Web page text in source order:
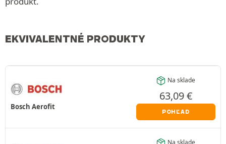
EKVIVALENTNÉ PRODUKTY
Bosch Aerofit
Na sklade
63,09€
POHĽAD
Na sklade